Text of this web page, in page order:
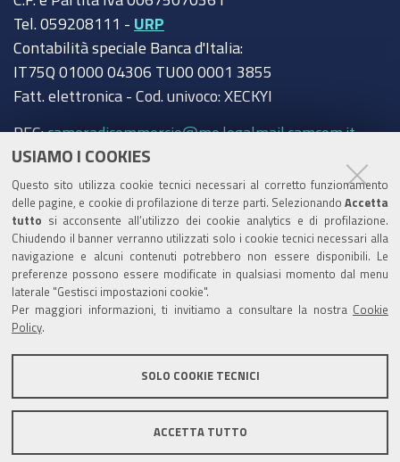
USIAMO I COOKIES
Questo sito utilizza cookie tecnici necessari al corretto funzionamento
delle pagine, e cookie di profilazione di terze parti. Selezionando Accetta
tutto si acconsente all’utilizzo dei cookie analytics e di profilazione.
Chiudendo il banner verranno utilizzati solo i cookie tecnici necessari alla
navigazione e alcuni contenuti potrebbero non essere disponibili. Le
preferenze possono essere modificate in qualsiasi momento dal menu
laterale "Gestisci impostazioni cookie".
Per maggiori informazioni, ti invitiamo a consultare la nostra Cookie
Policy
SOLO COOKIE TECNICI
ACCETTA TUTTO
Tel. 059208111 - URP
Contabilità speciale Banca d'Italia:
IT75Q 01000 04306 TU00 0001 3855
Fatt. elettronica - Cod. univoco: XECKYI
PEC:cameradicommercio@mo.legalmail.camcom.it
Amministrazione trasparente
Albo Camerale
Pubblicità Legale
Area riservata Amministratori
Informativa generale
Informative privacy